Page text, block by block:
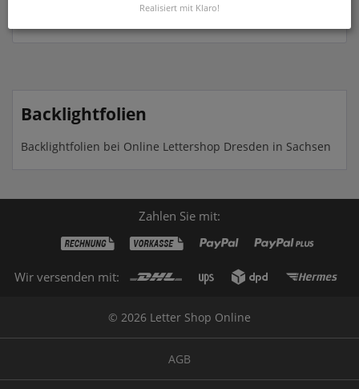
Backlightfolien
Backlightfolien bei Online Lettershop Dresden in Sachsen
Zahlen Sie mit:
Wir versenden mit:
© 2026 Letter Shop Online
AGB
Realisiert mit Klaro!